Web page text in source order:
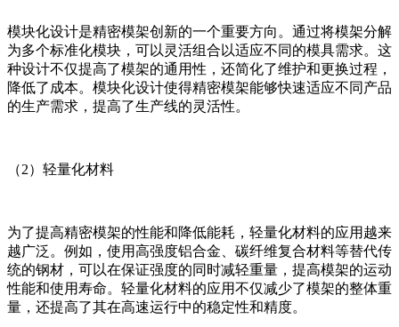
模块化设计是精密模架创新的一个重要方向。通过将模架分解
为多个标准化模块，可以灵活组合以适应不同的模具需求。这
种设计不仅提高了模架的通用性，还简化了维护和更换过程，
降低了成本。模块化设计使得精密模架能够快速适应不同产品
的生产需求，提高了生产线的灵活性。
（2）轻量化材料
为了提高精密模架的性能和降低能耗，轻量化材料的应用越来
越广泛。例如，使用高强度铝合金、碳纤维复合材料等替代传
统的钢材，可以在保证强度的同时减轻重量，提高模架的运动
性能和使用寿命。轻量化材料的应用不仅减少了模架的整体重
量，还提高了其在高速运行中的稳定性和精度。